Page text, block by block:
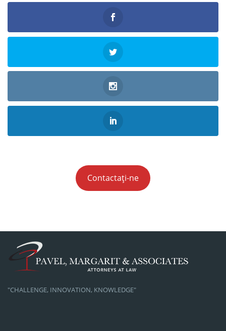
Contactați-ne
"CHALLENGE, INNOVATION, KNOWLEDGE"